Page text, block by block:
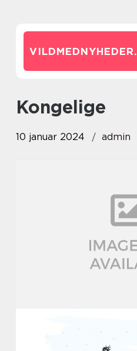
VILDMEDNYHEDER.
kongelige
10 januar 2024 admin